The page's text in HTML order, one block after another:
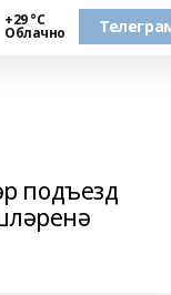
+29 °С
Облачно
подъезд